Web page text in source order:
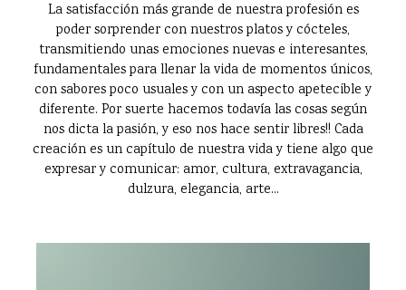
La satisfacción más grande de nuestra profesión es
poder sorprender con nuestros platos y cócteles,
transmitiendo unas emociones nuevas e interesantes,
fundamentales para llenar la vida de momentos únicos,
con sabores poco usuales y con un aspecto apetecible y
diferente. Por suerte hacemos todavía las cosas según
nos dicta la pasión, y eso nos hace sentir libres!! Cada
creación es un capítulo de nuestra vida y tiene algo que
expresar y comunicar: amor, cultura, extravagancia,
dulzura, elegancia, arte...